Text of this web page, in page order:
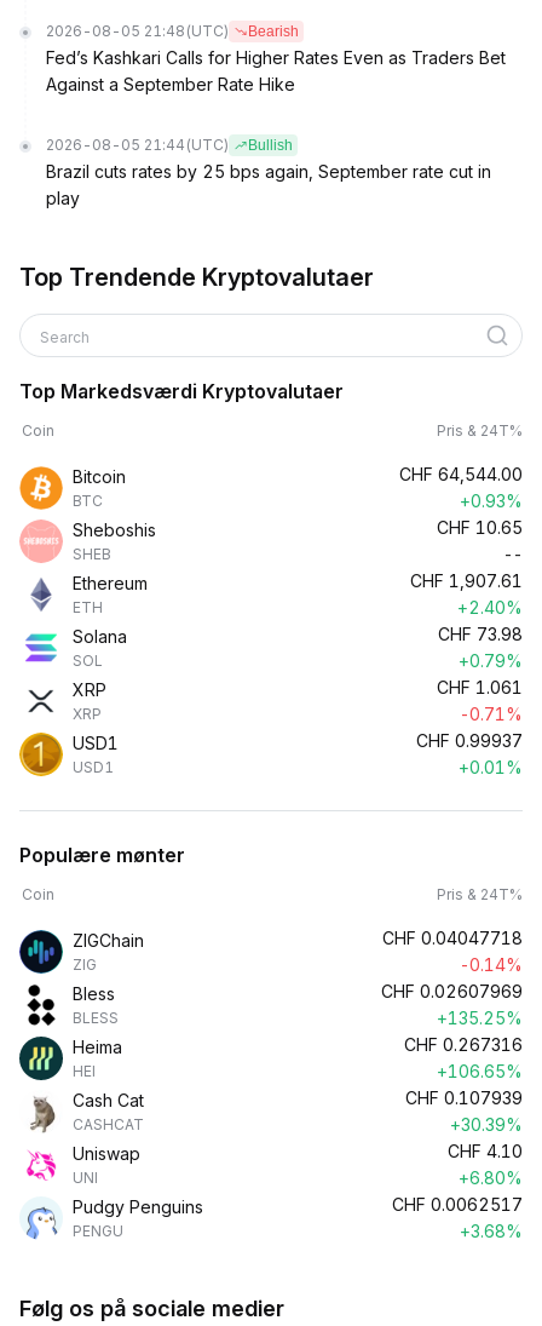
2026-08-05 21:48 (UTC) Bearish
Fed’s Kashkari Calls for Higher Rates Even as Traders Bet
Against a September Rate Hike
2026-08-05 21:44 (UTC) Bullish
Brazil cuts rates by 25 bps again, September rate cut in
play
Top Trendende Kryptovalutaer
Search
Top Markedsværdi Kryptovalutaer
Coin Pris & 24T%
Bitcoin
BTC
CHF 64,544.00
+0.93%
Sheboshis
SHEB
CHF 10.65
--
Ethereum
ETH
CHF 1,907.61
+2.40%
Solana
SOL
CHF 73.98
+0.79%
XRP
XRP
CHF 1.061
-0.71%
USD1
USD1
CHF 0.99937
+0.01%
Populære mønter
Coin Pris & 24T%
ZIGChain
ZIG
CHF 0.04047718
-0.14%
Bless
BLESS
CHF 0.02607969
+135.25%
Heima
HEI
CHF 0.267316
+106.65%
Cash Cat
CASHCAT
CHF 0.107939
+30.39%
Uniswap
UNI
CHF 4.10
+6.80%
Pudgy Penguins
PENGU
CHF 0.0062517
+3.68%
Følg os på sociale medier